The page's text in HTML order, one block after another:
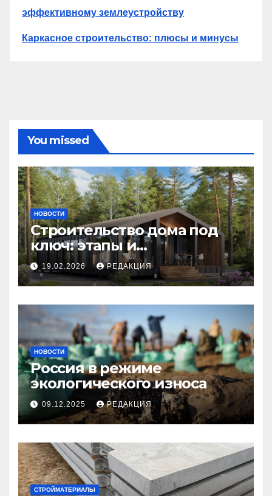
эффективному землеустройству
Каркасное строительство: плюсы и минусы
You missed
НОВОСТИ
Строительство дома под
ключ: этапы и
планирование бюджета
19.02.2026 РЕДАКЦИЯ
НОВОСТИ
Россия в режиме
экологического износа
09.12.2025 РЕДАКЦИЯ
СТРОЙМАТЕРИАЛЫ